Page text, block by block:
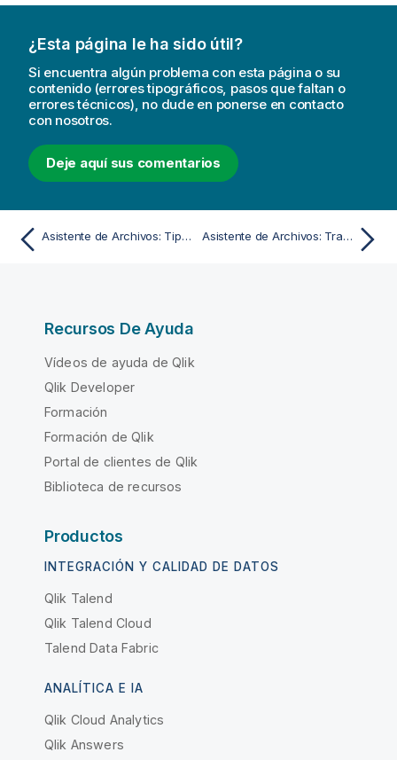
¿Esta página le ha sido útil?
Si encuentra algún problema con esta página o su
contenido (errores tipográficos, pasos que faltan o
errores técnicos), no dude en ponerse en contacto
con nosotros.
Deje aquí sus comentarios
Asistente de Archivos: Tipo - KML Asistente de Archivos: Transformación
Recursos De Ayuda
Vídeos de ayuda de Qlik
Qlik Developer
Formación
Formación de Qlik
Portal de clientes de Qlik
Biblioteca de recursos
Productos
INTEGRACIÓN Y CALIDAD DE DATOS
Qlik Talend
Qlik Talend Cloud
Talend Data Fabric
ANALÍTICA E IA
Qlik Cloud Analytics
Qlik Answers